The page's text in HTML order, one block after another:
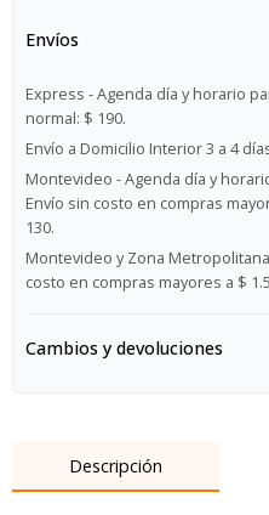
Envíos
Express - Agenda día y horario
normal: $ 190.
Envío a Domicilio Interior 3 a 4
Montevideo - Agenda día y
Envío sin costo en compras
130.
Montevideo y Zona
costo en compras mayores a $
Cambios y devoluciones
Descripción